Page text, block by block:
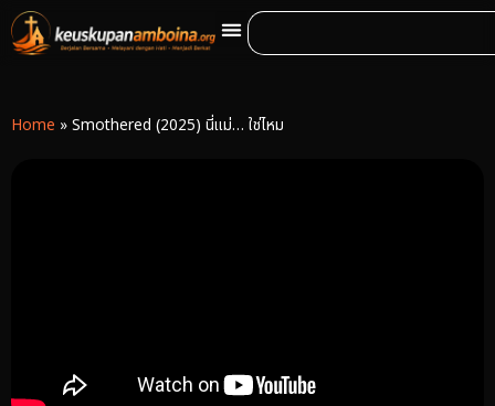
Home » Smothered (2025) นี่แม่… ใช่ไหม